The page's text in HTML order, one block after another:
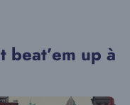
beat’em up à